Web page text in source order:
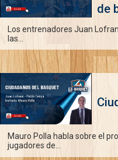
de
Los entrenadores Juan
las...
Mauro Polla habla sobre el
jugadores de...